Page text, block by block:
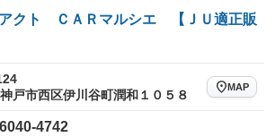
アクト ＣＡＲマルシエ 【ＪＵ適正販
戸市西区伊川谷町潤和１０５８
MAP
4742